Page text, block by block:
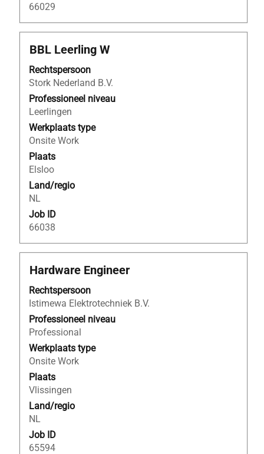
66029
Titel
BBL Leerling W
Rechtspersoon
Stork Nederland B.V.
Professioneel niveau
Leerlingen
Werkplaats type
Onsite Work
Plaats
Elsloo
Land/regio
NL
Job ID
66038
Selecteer
spatiebalk
om
de
volledige
inhoud
van
de
functiegegevens
weer
te
geven.
Titel
Hardware Engineer
Rechtspersoon
Istimewa Elektrotechniek B.V.
Professioneel niveau
Professional
Werkplaats type
Onsite Work
Plaats
Vlissingen
Land/regio
NL
Job ID
65594
Selecteer
spatiebalk
om
de
volledige
inhoud
van
de
functiegegevens
weer
te
geven.